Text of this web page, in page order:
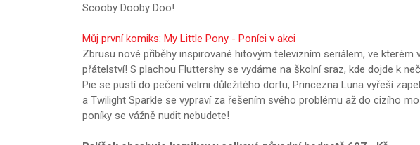
Scooby Dooby Doo!
Můj první komiks: My Little Pony - Poníci v akci
Zbrusu nové příběhy inspirované hitovým televizním seriálem, ve kterém
přátelství! S plachou Fluttershy se vydáme na školní sraz, kde dojde k
Pie se pustí do pečení velmi důležitého dortu, Princezna Luna vyřeší
a Twilight Sparkle se vypraví za řešením svého problému až do cizího
poníky se vážně nudit nebudete!